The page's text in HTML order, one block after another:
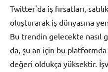
Twitter'da iş fırsatları,
oluşturarak iş dünyasına
Bu trendin gelecekte nasıl
da, şu an için bu platformda
değeri oldukça yüksektir.